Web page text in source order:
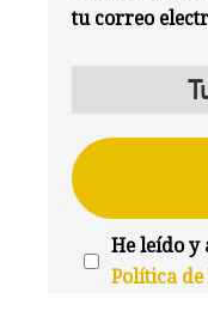
tu correo
He leído y
Política